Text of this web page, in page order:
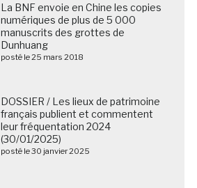
La BNF envoie en Chine les copies
numériques de plus de 5 000
manuscrits des grottes de
Dunhuang
posté le 25 mars 2018
DOSSIER / Les lieux de patrimoine
français publient et commentent
leur fréquentation 2024
(30/01/2025)
posté le 30 janvier 2025